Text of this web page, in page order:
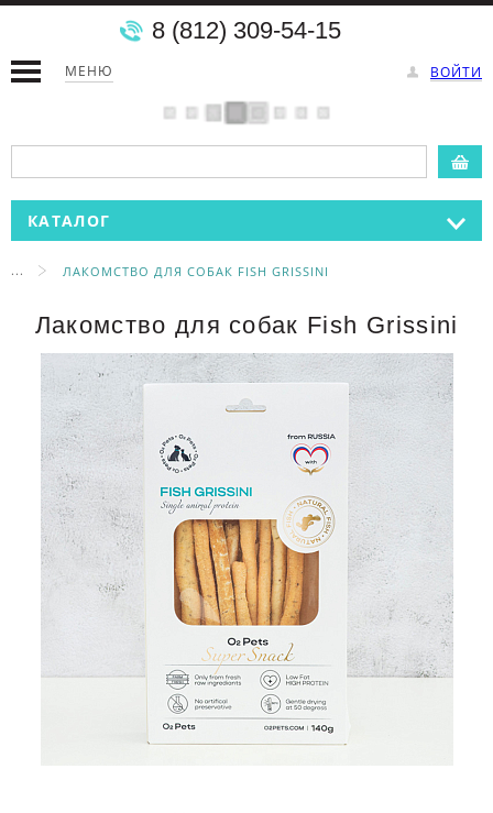
МЕНЮ ВОЙТИ
8 (812) 309-54-15
КАТАЛОГ
... ЛАКОМСТВО ДЛЯ СОБАК FISH GRISSINI
Лакомство для собак Fish Grissini